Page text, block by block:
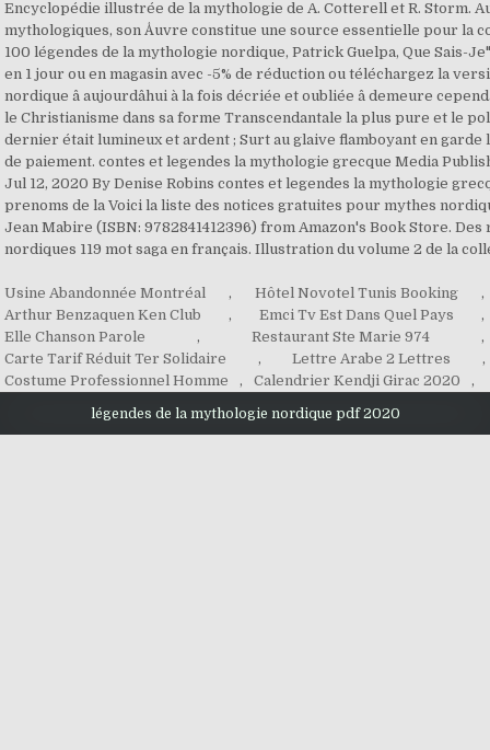
Encyclopédie illustrée de la mythologie de A. Cotterell et R. Storm.
mythologiques, son Åuvre constitue une source essentielle pour la
100 légendes de la mythologie nordique, Patrick Guelpa, Que Sais-
en 1 jour ou en magasin avec -5% de réduction ou téléchargez la
nordique â aujourdâhui à la fois décriée et oubliée â demeure
le Christianisme dans sa forme Transcendantale la plus pure et le
dernier était lumineux et ardent ; Surt au glaive flamboyant en
de paiement. contes et legendes la mythologie grecque Media
Jul 12, 2020 By Denise Robins contes et legendes la mythologie
prenoms de la Voici la liste des notices gratuites pour mythes
Jean Mabire (ISBN: 9782841412396) from Amazon's Book Store.
nordiques 119 mot saga en français. ­Illustration du volume 2 de la
Usine Abandonnée Montréal , Hôtel Novotel Tunis Booking
,
Arthur Benzaquen Ken Club
, Emci Tv Est Dans Quel Pays
,
Elle Chanson Parole
, Restaurant Ste Marie 974
,
Carte Tarif Réduit Ter Solidaire
, Lettre Arabe 2 Lettres
,
Costume Professionnel Homme
, Calendrier Kendji Girac 2020 ,
légendes de la mythologie nordique pdf 2020